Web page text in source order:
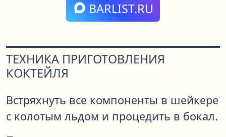
BARLIST.RU
ТЕХНИКА ПРИГОТОВЛЕНИЯ
КОКТЕЙЛЯ
Встряхнуть все компоненты в шейкере
с колотым льдом и процедить в бокал.